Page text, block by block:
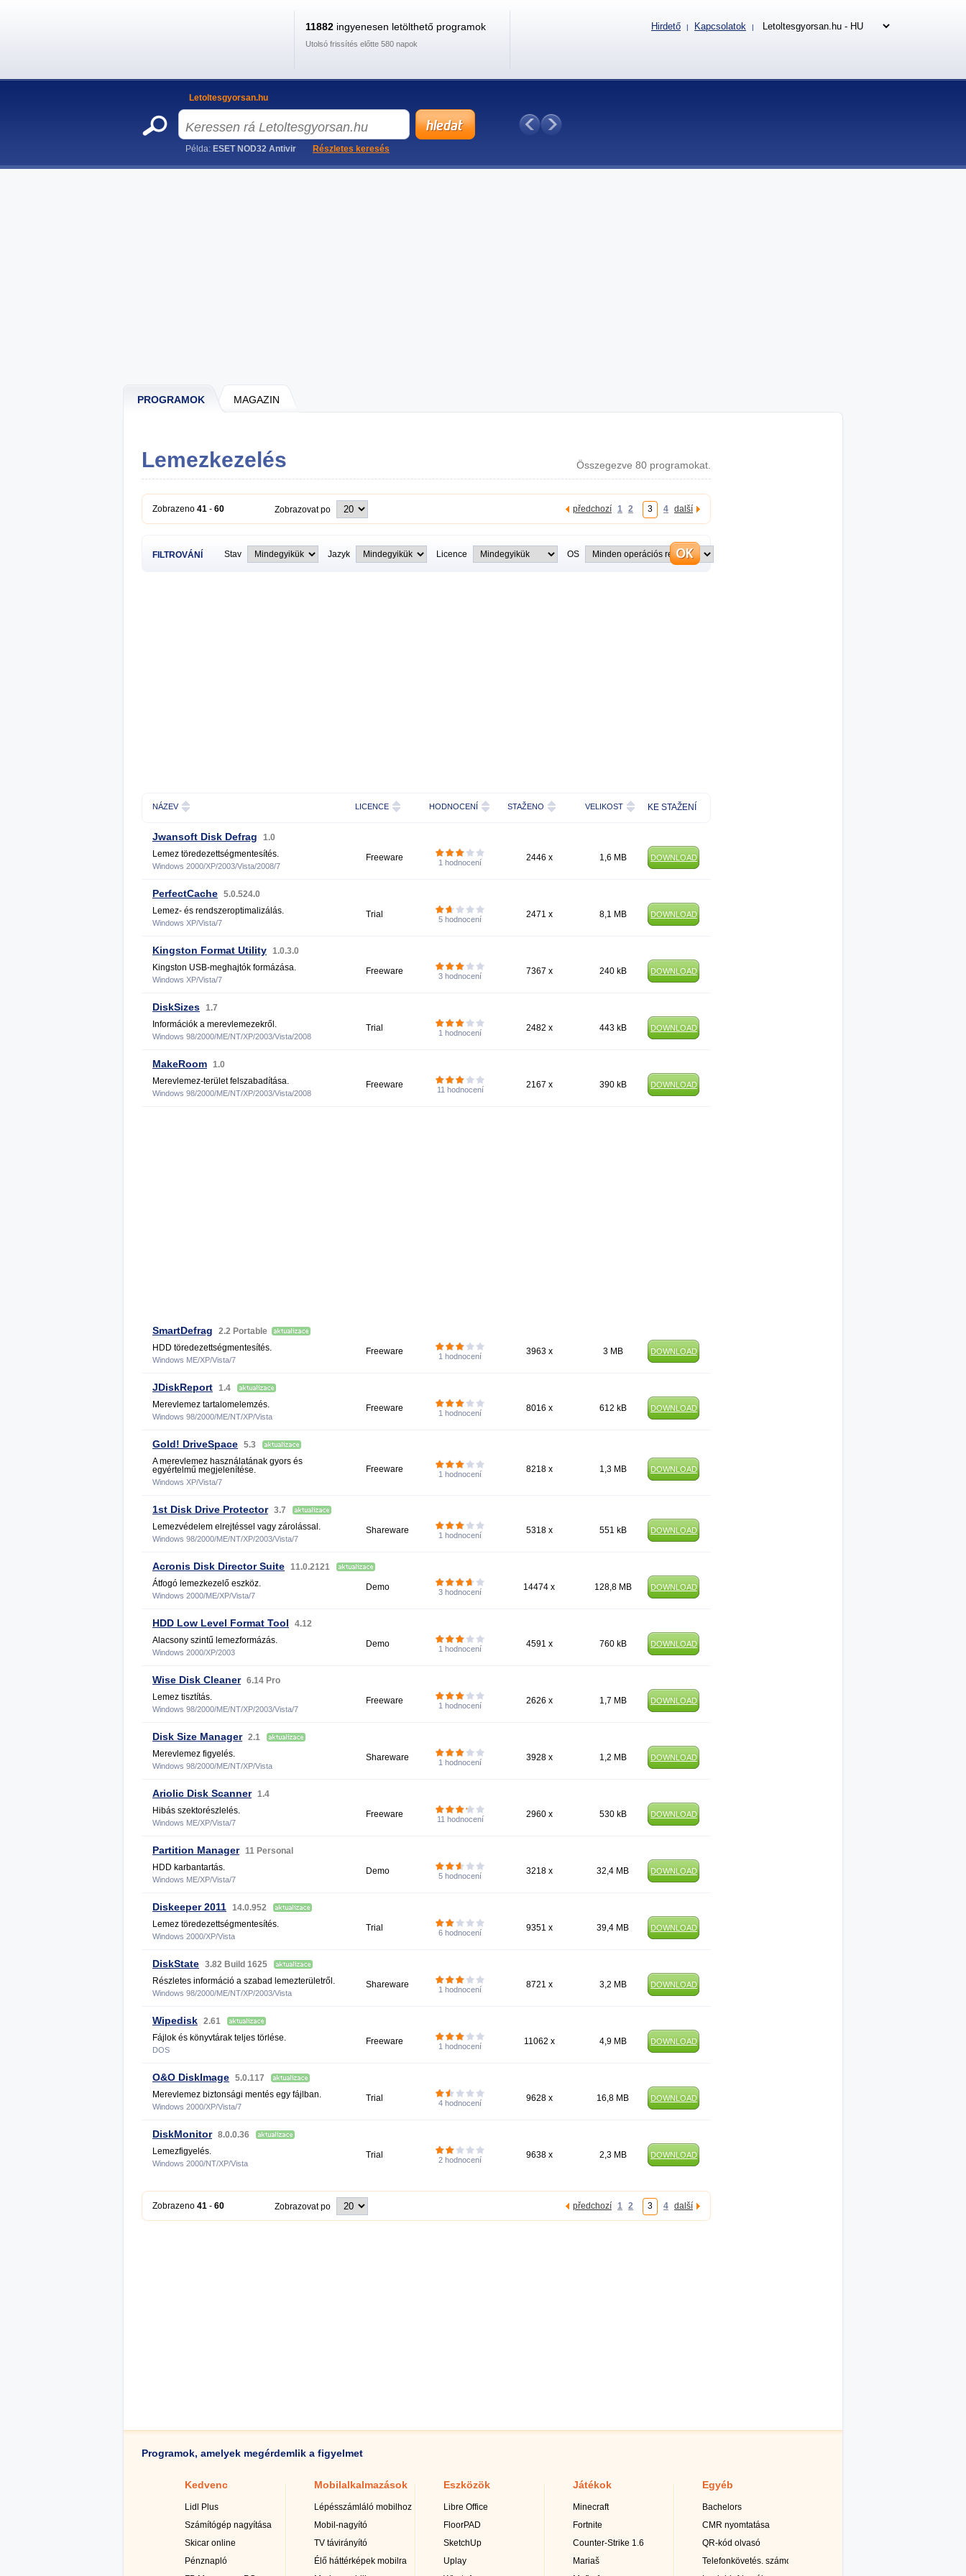
PROGRAMOK MAGAZIN
Lemezkezelés Összegezve 80 programokat.
Zobrazeno 41 - 60 Zobrazovat po předchozí 1 2 3 4 další
FILTROVÁNÍ Stav Jazyk Licence OS
NÁZEV LICENCE HODNOCENÍ STAŽENO VELIKOST KE STAŽENÍ
Jwansoft Disk Defrag
1.0
Lemez töredezettségmentesítés.
Windows 2000/XP/2003/Vista/2008/7
Freeware 1 hodnocení 2446 x 1,6 MB DOWNLOAD
PerfectCache 5.0.524.0
Lemez- és rendszeroptimalizálás.
Windows XP/Vista/7
Trial 5 hodnocení 2471 x 8,1 MB DOWNLOAD
Kingston Format Utility 1.0.3.0
Kingston USB-meghajtók formázása.
Windows XP/Vista/7
Freeware 3 hodnocení 7367 x 240 kB DOWNLOAD
DiskSizes 1.7
Információk a merevlemezekről.
Windows 98/2000/ME/NT/XP/2003/Vista/2008
Trial 1 hodnocení 2482 x 443 kB DOWNLOAD
MakeRoom 1.0
Merevlemez-terület felszabadítása.
Windows 98/2000/ME/NT/XP/2003/Vista/2008
Freeware 11 hodnocení 2167 x 390 kB DOWNLOAD
SmartDefrag
2.2 Portable
HDD töredezettségmentesítés.
Windows ME/XP/Vista/7
Freeware 1 hodnocení 3963 x 3 MB DOWNLOAD
JDiskReport 1.4
Merevlemez tartalomelemzés.
Windows 98/2000/ME/NT/XP/Vista
Freeware 1 hodnocení 8016 x 612 kB DOWNLOAD
Gold! DriveSpace 5.3
A merevlemez használatának gyors és
egyértelmű megjelenítése.
Windows XP/Vista/7
Freeware 1 hodnocení 8218 x 1,3 MB DOWNLOAD
1st Disk Drive Protector 3.7
Lemezvédelem elrejtéssel vagy zárolással.
Windows 98/2000/ME/NT/XP/2003/Vista/7
Shareware 1 hodnocení 5318 x 551 kB DOWNLOAD
Acronis Disk Director Suite 11.0.2121
Átfogó lemezkezelő eszköz.
Windows 2000/ME/XP/Vista/7
Demo 3 hodnocení 14474 x 128,8 MB DOWNLOAD
HDD Low Level Format Tool
4.12
Alacsony szintű lemezformázás.
Windows 2000/XP/2003
Demo 1 hodnocení 4591 x 760 kB DOWNLOAD
Wise Disk Cleaner 6.14 Pro
Lemez tisztítás.
Windows 98/2000/ME/NT/XP/2003/Vista/7
Freeware 1 hodnocení 2626 x 1,7 MB DOWNLOAD
Disk Size Manager 2.1
Merevlemez figyelés.
Windows 98/2000/ME/NT/XP/Vista
Shareware 1 hodnocení 3928 x 1,2 MB DOWNLOAD
Ariolic Disk Scanner 1.4
Hibás szektorészlelés.
Windows ME/XP/Vista/7
Freeware 11 hodnocení 2960 x 530 kB DOWNLOAD
Partition Manager 11 Personal
HDD karbantartás.
Windows ME/XP/Vista/7
Demo 5 hodnocení 3218 x 32,4 MB DOWNLOAD
Diskeeper 2011 14.0.952
Lemez töredezettségmentesítés.
Windows 2000/XP/Vista
Trial 6 hodnocení 9351 x 39,4 MB DOWNLOAD
DiskState 3.82 Build 1625
Részletes információ a szabad lemezterületről.
Windows 98/2000/ME/NT/XP/2003/Vista
Shareware 1 hodnocení 8721 x 3,2 MB DOWNLOAD
Wipedisk 2.61
Fájlok és könyvtárak teljes törlése.
DOS
Freeware 1 hodnocení 11062 x 4,9 MB DOWNLOAD
O&O DiskImage 5.0.117
Merevlemez biztonsági mentés egy fájlban.
Windows 2000/XP/Vista/7
Trial 4 hodnocení 9628 x 16,8 MB DOWNLOAD
DiskMonitor 8.0.0.36
Lemezfigyelés.
Windows 2000/NT/XP/Vista
Trial 2 hodnocení 9638 x 2,3 MB DOWNLOAD
Zobrazeno 41 - 60 Zobrazovat po předchozí 1 2 3 4 další
Programok, amelyek megérdemlik a figyelmet
Kedvenc
Lidl Plus
Számítógép nagyítása
Skicar online
Pénznapló
Mobilalkalmazások
Lépésszámláló mobilhoz
Mobil-nagyító
TV távirányító
Élő háttérképek mobilra
Eszközök
Libre Office
FloorPAD
SketchUp
Uplay
Játékok
Minecraft
Fortnite
Counter-Strike 1.6
Mariaš
Egyéb
Bachelors
CMR nyomtatása
QR-kód olvasó
Telefonkövetés. számok
11882 ingyenesen letölthető programok
Utolsó frissítés előtte 580 napok
Hirdető | Kapcsolatok |
Letoltesgyorsan.hu
Példa: ESET NOD32 Antivir Részletes keresés